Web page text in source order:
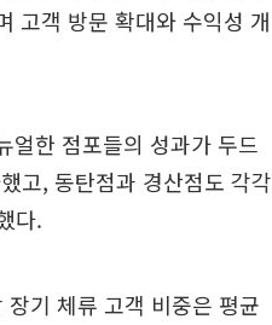
고객 방문 확대와 수익성 개
얼한 점포들의 성과가 두드
고, 동탄점과 경산점도 각각
다.
기 체류 고객 비중은 평균